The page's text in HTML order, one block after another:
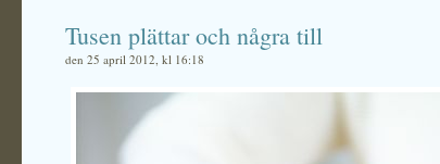
Tusen plättar och några till
den 25 april 2012, kl 16:18